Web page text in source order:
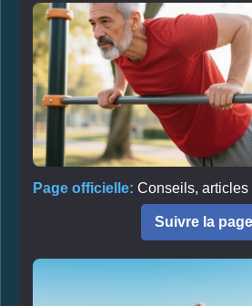
Page officielle: Conseils,
Suivre la page